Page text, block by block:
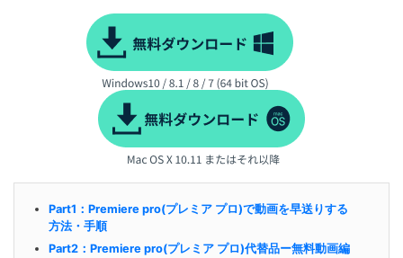
Part1：Premiere pro(プレミア プロ)で動画を早送りする
方法・手順
Part2：Premiere pro(プレミア プロ)代替品ー無料動画編